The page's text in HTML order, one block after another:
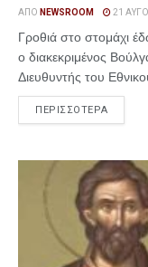
ΑΠΌ NEWSROOM 21
Γροθιά στο στομάχι
ο διακεκριμένος
Διευθυντής του
ΠΕΡΙΣΣΟΤΕΡΑ